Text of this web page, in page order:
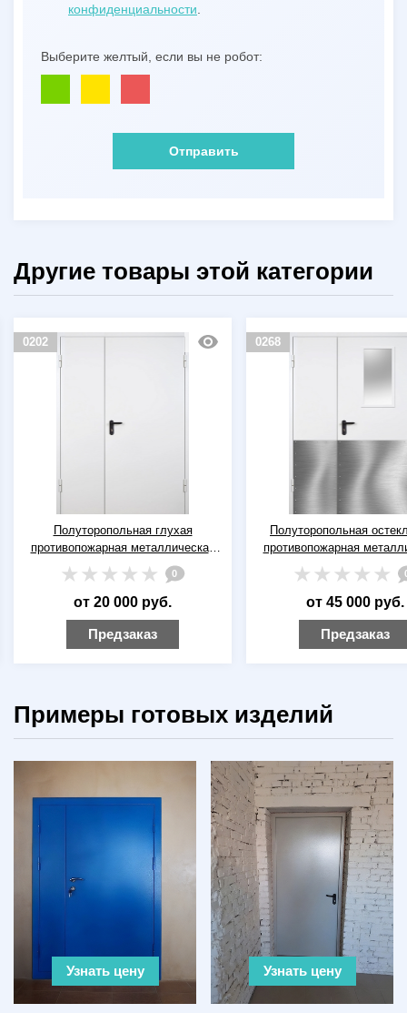
конфиденциальности
Выберите желтый, если вы не робот:
Отправить
Другие товары этой категории
0202
Полуторопольная глухая
противопожарная металлическая
дверь ДПМ-02 EI-60 RAL 9016
(белая)
0
от 20 000 руб.
Предзаказ
0268
Полуторопольная
противопожарная
дверь ДПМ(О)-02 EI-60
(белая) с широкими
от 45 000 руб.
Предзаказ
Примеры готовых изделий
Узнать цену Узнать цену